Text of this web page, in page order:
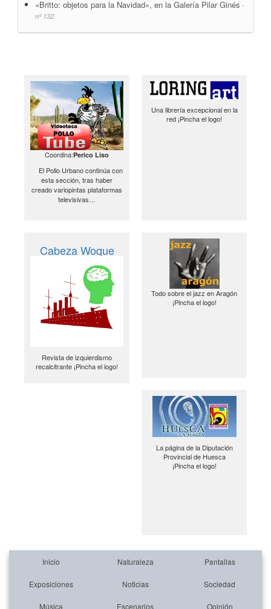
«Britto: objetos para la Navidad», en la Galería Pilar Ginés -
nº 132
Coordina:Perico Liso
El Pollo Urbano continúa con
esta sección, tras haber
creado variopintas plataformas
televisivas…
Una librería excepcional en la
red ¡Pincha el logo!
Cabeza Woque
Revista de izquierdismo
recalcitrante ¡Pincha el logo!
Todo sobre el jazz en Aragón
¡Pincha el logo!
La página de la Diputación
Provincial de Huesca
¡Pincha el logo!
Inicio Naturaleza Pantallas
Exposiciones Noticias Sociedad
Música Escenarios Opinión